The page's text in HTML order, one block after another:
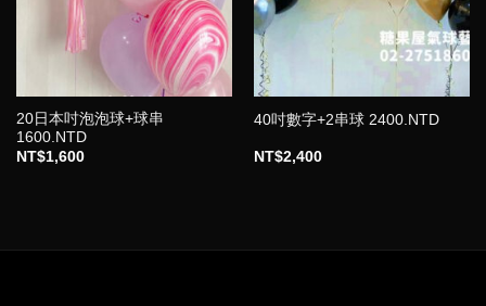
20日本吋泡泡球+球串
1600.NTD
NT$1,600
40吋數字+2串球 2400.NTD
NT$2,400